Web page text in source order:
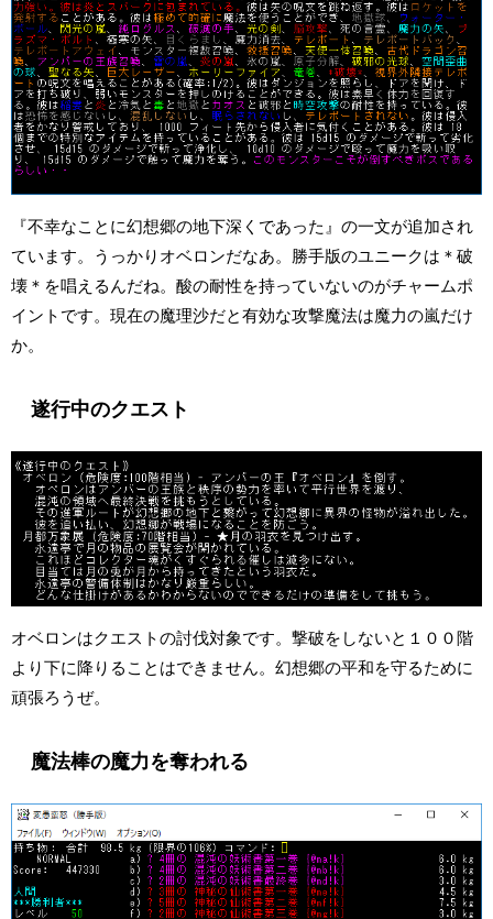
『不幸なことに幻想郷の地下深くであった』の一文が追加され
ています。うっかりオベロンだなあ。勝手版のユニークは＊破
壊＊を唱えるんだね。酸の耐性を持っていないのがチャームポ
イントです。現在の魔理沙だと有効な攻撃魔法は魔力の嵐だけ
か。
遂行中のクエスト
オベロンはクエストの討伐対象です。撃破をしないと１００階
より下に降りることはできません。幻想郷の平和を守るために
頑張ろうぜ。
魔法棒の魔力を奪われる